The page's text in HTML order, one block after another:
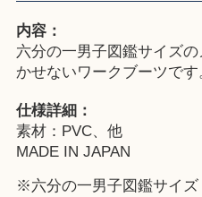
内容：
六分の一男子図鑑サイズ
かせないワークブーツです
仕様詳細：
素材：PVC、他
MADE IN JAPAN
※六分の一男子図鑑サイズ